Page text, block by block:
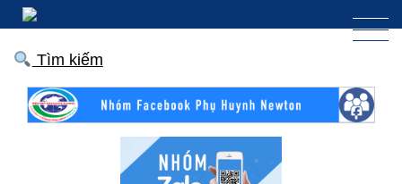
Tìm kiếm